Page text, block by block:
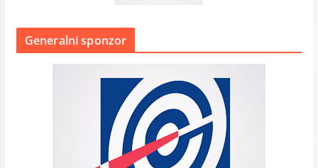
Generalni sponzor